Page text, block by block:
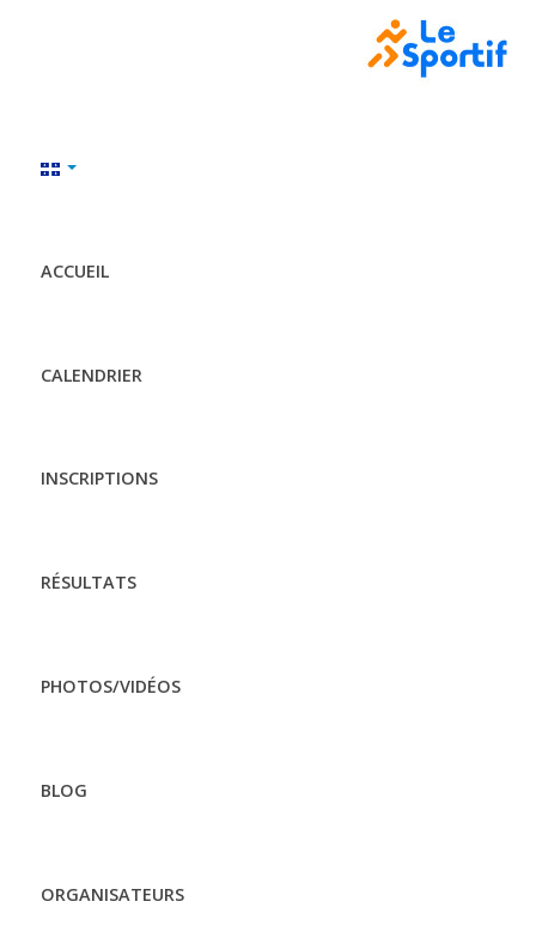
ACCUEIL
CALENDRIER
INSCRIPTIONS
RÉSULTATS
PHOTOS/VIDÉOS
BLOG
ORGANISATEURS